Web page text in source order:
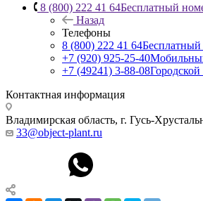
8 (800) 222 41 64Бесплатный
Назад
Телефоны
8 (800) 222 41 64
+7 (920) 925-25-40
+7 (49241) 3-88-08
Контактная информация
Владимирская область, г. Гусь-
33@object-plant.ru